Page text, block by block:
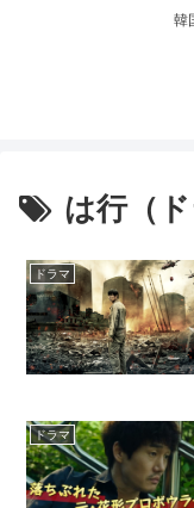
韓
は行（ド
ドラマ
ドラマ